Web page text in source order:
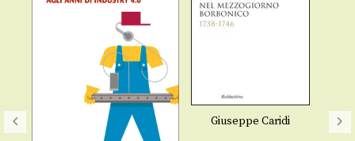
Giuseppe Caridi